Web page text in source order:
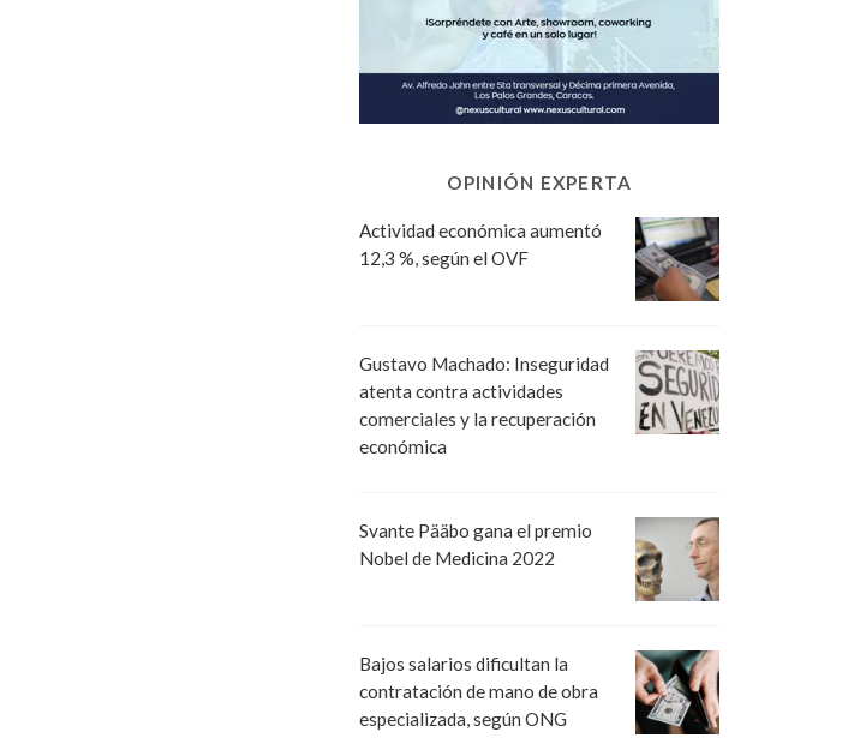
OPINIÓN EXPERTA
Actividad económica aumentó
12,3 %, según el OVF
Gustavo Machado: Inseguridad
atenta contra actividades
comerciales y la recuperación
económica
Svante Pääbo gana el premio
Nobel de Medicina 2022
Bajos salarios dificultan la
contratación de mano de obra
especializada, según ONG